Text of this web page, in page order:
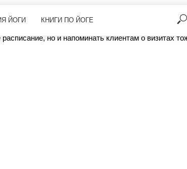
ЙОГИ КНИГИ ПО ЙОГЕ
но и напоминать клиентам о визитах